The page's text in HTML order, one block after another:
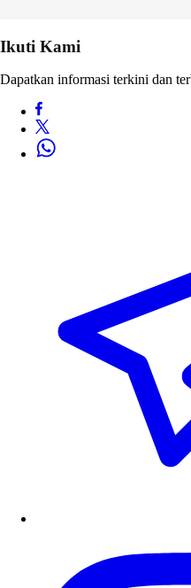
Ikuti Kami
Dapatkan informasi terkini dan